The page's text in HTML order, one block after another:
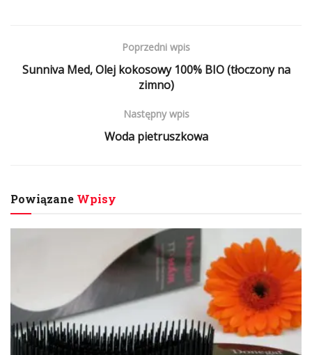
Poprzedni wpis
Sunniva Med, Olej kokosowy 100% BIO (tłoczony na
zimno)
Następny wpis
Woda pietruszkowa
Powiązane Wpisy